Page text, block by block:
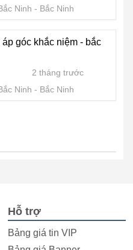
Ninh
Bắc Ninh
góc khắc niệm - bắc
2 tháng trước
Ninh
Bắc Ninh
Hỗ trợ
Bảng giá tin VIP